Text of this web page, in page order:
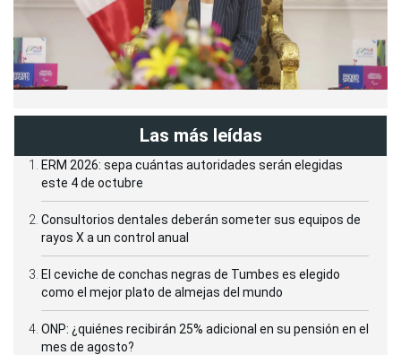
Las más leídas
ERM 2026: sepa cuántas autoridades serán elegidas
este 4 de octubre
Consultorios dentales deberán someter sus equipos de
rayos X a un control anual
El ceviche de conchas negras de Tumbes es elegido
como el mejor plato de almejas del mundo
ONP: ¿quiénes recibirán 25% adicional en su pensión en el
mes de agosto?